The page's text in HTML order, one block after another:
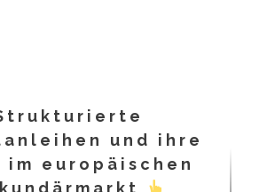
und ihre
im europäischen